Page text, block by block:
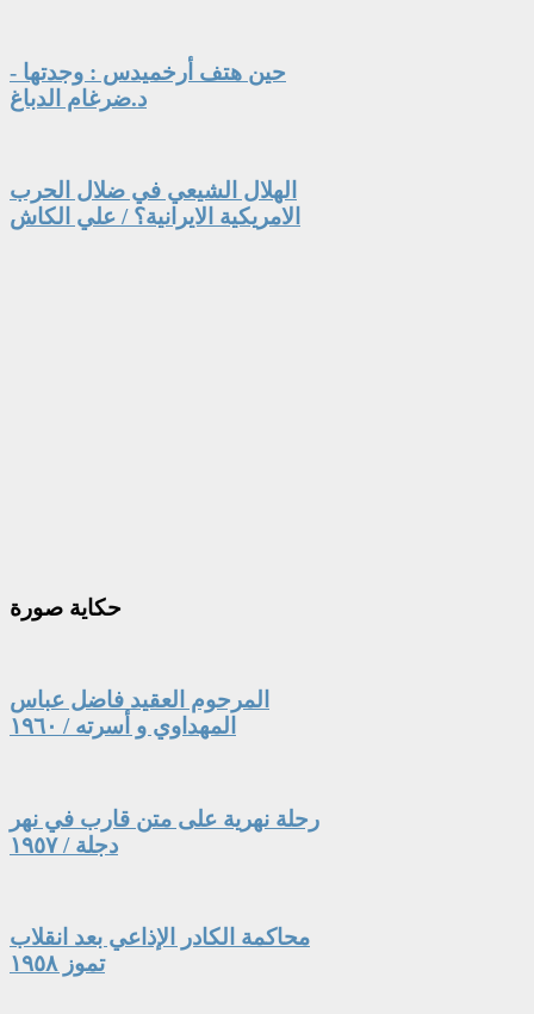
حين هتف أرخميدس : وجدتها -
د.ضرغام الدباغ
الهلال الشيعي في ضلال الحرب
الامريكية الايرانية؟ / علي الكاش
حكاية صورة
المرحوم العقيد فاضل عباس
المهداوي و أسرته / ١٩٦٠
رحلة نهرية على متن قارب في نهر
دجلة / ١٩٥٧
محاكمة الكادر الإذاعي بعد انقلاب
تموز ١٩٥٨